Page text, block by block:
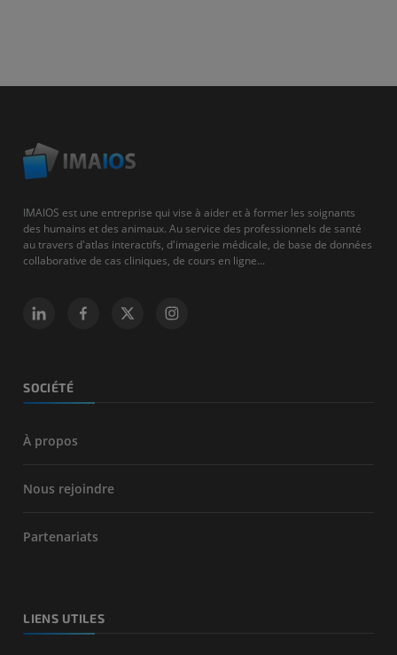
IMAIOS est une entreprise qui vise à aider et à former les soignants
des humains et des animaux. Au service des professionnels de santé
au travers d'atlas interactifs, d'imagerie médicale, de base de données
collaborative de cas cliniques, de cours en ligne...
SOCIÉTÉ
À propos
Nous rejoindre
Partenariats
LIENS UTILES